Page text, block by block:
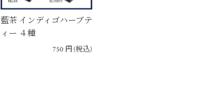
藍茶 インディゴハーブテ
ィー ４種
750 円(税込)